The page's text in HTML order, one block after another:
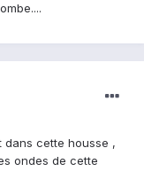
dans cette housse ,
ondes de cette